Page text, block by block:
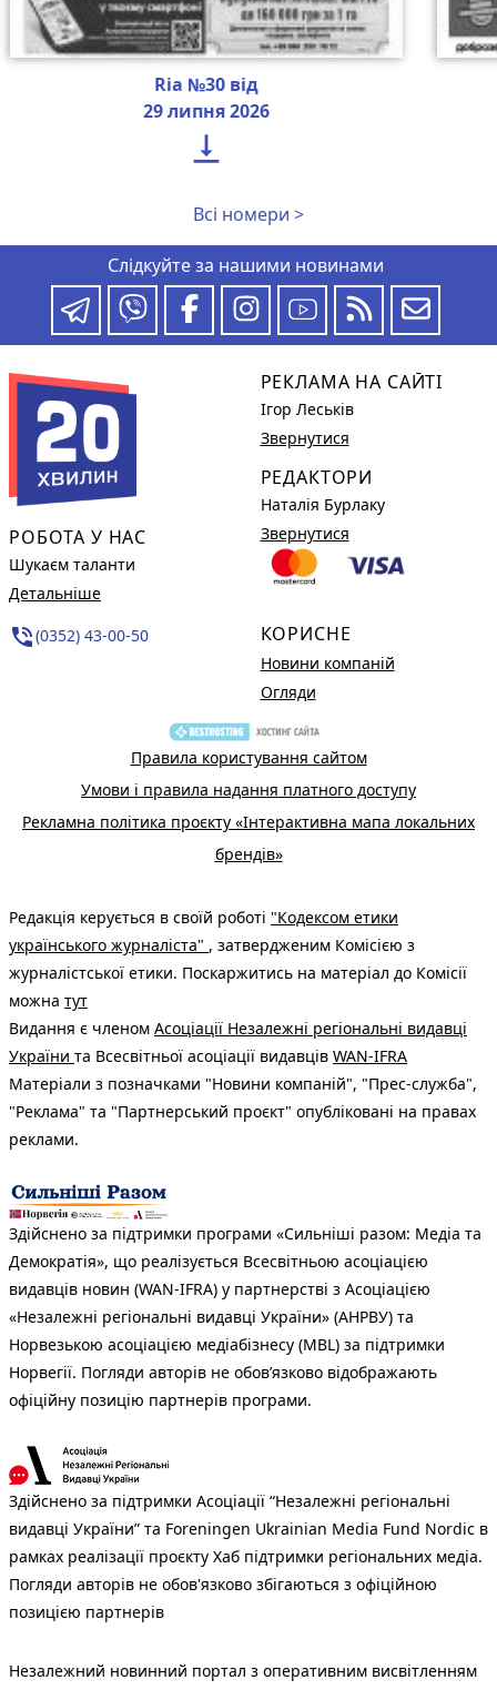
Ria №30 від
29 липня 2026

Всі номери >
Слідкуйте за нашими новинами
РОБОТА У НАС
Шукаєм таланти
Детальніше
phone_in_talk(0352) 43-00-50
РЕКЛАМА НА САЙТІ
Ігор Леськів
Звернутися
РЕДАКТОРИ
Наталія Бурлаку
Звернутися
КОРИСНЕ
Новини компаній
Огляди
Правила користування сайтом
Умови і правила надання платного доступу
Рекламна політика проєкту «Інтерактивна мапа локальних
брендів»
Редакція керується в своїй роботі "Кодексом етики
українського журналіста" , затвердженим Комісією з
журналістської етики. Поскаржитись на матеріал до Комісії
можна тут
Видання є членом Асоціації Незалежні регіональні видавці
України та Всесвітньої асоціації видавців WAN-IFRA
Матеріали з позначками "Новини компаній", "Прес-служба",
"Реклама" та "Партнерський проєкт" опубліковані на правах
реклами.
Здійснено за підтримки програми «Сильніші разом: Медіа та
Демократія», що реалізується Всесвітньою асоціацією
видавців новин (WAN-IFRA) у партнерстві з Асоціацією
«Незалежні регіональні видавці України» (АНРВУ) та
Норвезькою асоціацією медіабізнесу (MBL) за підтримки
Норвегії. Погляди авторів не обов’язково відображають
офіційну позицію партнерів програми.
Здійснено за підтримки Асоціації “Незалежні регіональні
видавці України” та Foreningen Ukrainian Media Fund Nordic в
рамках реалізації проєкту Хаб підтримки регіональних медіа.
Погляди авторів не обов'язково збігаються з офіційною
позицією партнерів
Незалежний новинний портал з оперативним висвітленням